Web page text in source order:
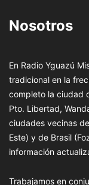
Nosotros
En Radio Yguazú
tradicional en la
completo la ciudad
Pto. Libertad,
ciudades vecinas
Este) y de Brasil
información
Trabajamos en